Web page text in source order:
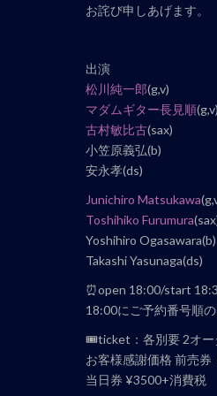
ナ
ー
シ
ョ
ン
お詫び申しあげます。
出演
松川純一郎(g,v)
マダムギター長見順(g,v)
古村敏比古(sax)
小笠原義弘(b)
安永孝(ds)
Junichiro Matsukawa
Toshihiko Furumura
Yoshihiro Ogasawara(b)
Takashi Yasunaga(ds)
⏰open 18:00/start
18:00にご予約番号順
🎟ticket：各別要 2オー
お客様感謝価格 前売
当日券 ¥3500+消費税